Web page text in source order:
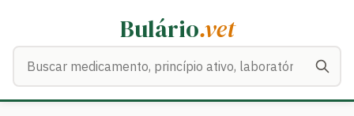
Bulário.vet